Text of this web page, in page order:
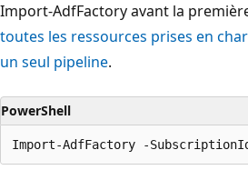
Import-AdfFactory avant la
toutes les ressources prises en
un seul pipeline.
PowerShell